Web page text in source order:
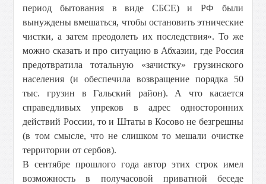
период бытования в виде СБСЕ) и РФ были
вынуждены вмешаться, чтобы остановить этнические
чистки, а затем преодолеть их последствия». То же
можно сказать и про ситуацию в Абхазии, где Россия
предотвратила тотальную «зачистку» грузинского
населения (и обеспечила возвращение порядка 50
тыс. грузин в Гальский район). А что касается
справедливых упреков в адрес односторонних
действий России, то и Штаты в Косово не безгрешны
(в том смысле, что не слишком то мешали очистке
территории от сербов).
В сентябре прошлого года автор этих строк имел
возможность в получасовой приватной беседе